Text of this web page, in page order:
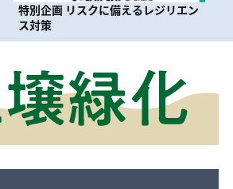
特別企画 パワコンの最新機能を上
手に活用！ 一歩先行く発電所に